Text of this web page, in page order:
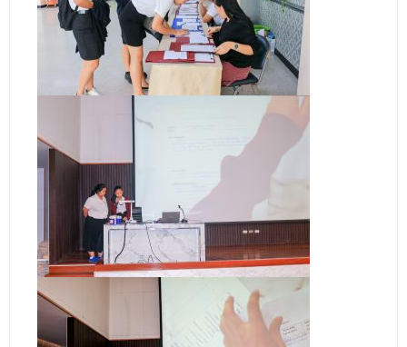
สหกิจศึกษา
- ข่าวประชาสัมพันธ์
- ข่าวประชาสัมพันธ์ภายนอก
- ทุน/สมัครงาน/ศึกษาต่อ
วารสารคณะ
ผลงานคณะ
- ฐานข้อมูลงานวิจัย
- การจัดการความรู้ (KM Scitech)